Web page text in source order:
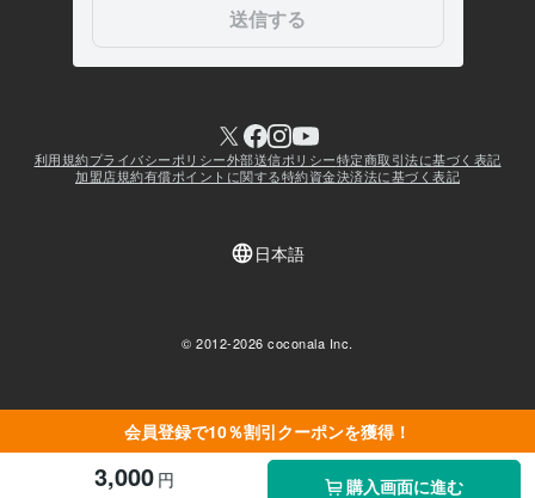
会員登録で10％割引クーポンを獲得！
3,000 円 購入画面に進む